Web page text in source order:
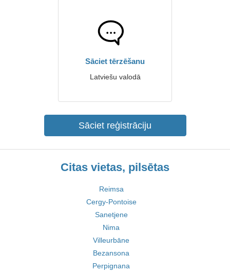
Sāciet tērzēšanu
Latviešu valodā
Sāciet reģistrāciju
Citas vietas, pilsētas
Reimsa
Cergy-Pontoise
Sanetjene
Nima
Villeurbāne
Bezansona
Perpignana